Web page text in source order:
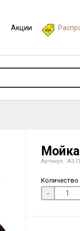
Акции
Артикул :
Количество
-